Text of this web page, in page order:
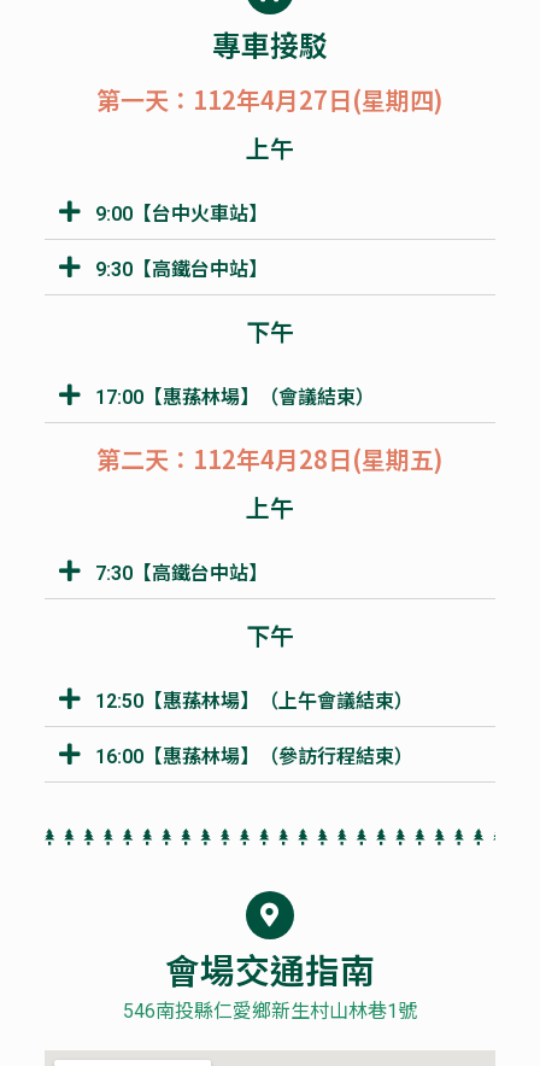
專車接駁
第一天：112年4月27日(星期四)
上午
9:00【台中火車站】
9:30【高鐵台中站】
下午
17:00【惠蓀林場】（會議結束）
第二天：112年4月28日(星期五)
上午
7:30【高鐵台中站】
下午
12:50【惠蓀林場】（上午會議結束）
16:00【惠蓀林場】（參訪行程結束）
會場交通指南
546南投縣仁愛鄉新生村山林巷1號